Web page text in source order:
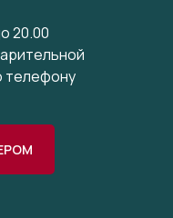
20.00
телефону